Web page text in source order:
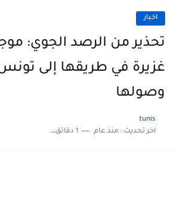
اخبار
تحذير من الرصد الجوي:
غزيرة في طريقها إلى
وصولها
tunis
اخر تحديث :منذ عام 1 دقائق للقراءة